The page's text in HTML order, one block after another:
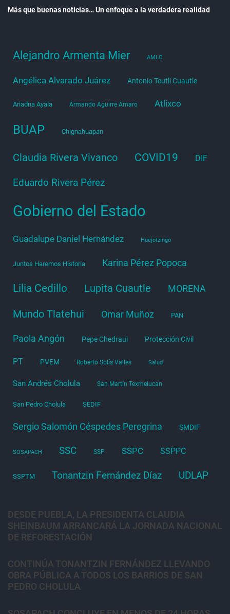
Más que buenas noticias… Un enfoque a la verdadera realidad
Alejandro Armenta Mier AMLO
Angélica Alvarado Juárez Antonio Teutli Cuautle
Ariadna Ayala Armando Aguirre Amaro Atlixco
BUAP Chignahuapan
Claudia Rivera Vivanco COVID19 DIF
Eduardo Rivera Pérez
Gobierno del Estado
Guadalupe Daniel Hernández Huejotzingo
Juntos Haremos Historia Karina Pérez Popoca
Lilia Cedillo Lupita Cuautle MORENA
Mundo Tlatehui Omar Muñoz PAN
Paola Angón Pepe Chedraui Protección Civil
PT PVEM Roberto Solís Valles Salud
San Andrés Cholula San Martín Texmelucan
San Pedro Cholula SEDIF
Sergio Salomón Céspedes Peregrina SMDIF
SOSAPACH SSC SSP SSPC SSPPC
SSPTM Tonantzin Fernández Díaz UDLAP
DESDE PUEBLA, LA PRESIDENTA CLAUDIA
SHEINBAUM ARRANCARÁ LA JORNADA NACIONAL
DE REFORESTACIÓN
CONTINÚA TONANTZIN FERNÁNDEZ LLEVANDO
OBRA PÚBLICA A TODOS LOS BARRIOS DE SAN
PEDRO CHOLULA